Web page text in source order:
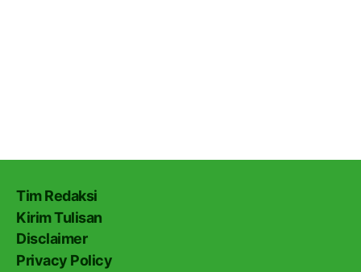
Tim Redaksi
Kirim Tulisan
Disclaimer
Privacy Policy